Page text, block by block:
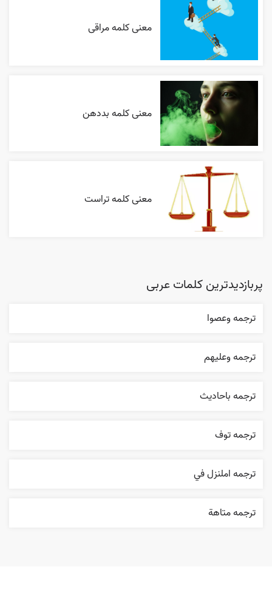
معنی کلمه مراقی
معنی کلمه بددهن
معنی کلمه تراست
پربازدیدترین کلمات عربی
ترجمه وعصوا
ترجمه وعليهم
ترجمه باحاديث
ترجمه توف
ترجمه املنزل في
ترجمه متاهة